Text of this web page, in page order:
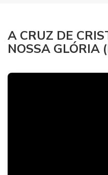
A CRUZ DE
NOSSA GLÓRIA